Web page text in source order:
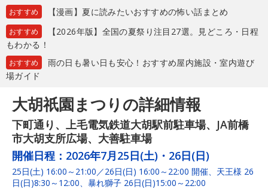
おすすめ 【漫画】夏に読みたいおすすめの怖い話まとめ
おすすめ
【2026年版】全国の夏祭り注目27選。見どころ・日程
もわかる！
おすすめ
雨の日も暑い日も安心！おすすめ屋内施設・室内遊び
場ガイド
大胡祇園まつりの詳細情報
下町通り、上毛電気鉄道大胡駅前駐車場、JA前橋
市大胡支所広場、大善駐車場
開催日程： 2026年7月25日(土)・26日(日)
25日(土) 16:00～21:00／26日(日) 16:00～22:00 開催、天王様 26
日(日)8:30～12:00、暴れ獅子 26日(日)15:00～22:00